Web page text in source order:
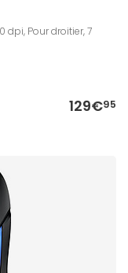
Pour droitier, 7
129€95